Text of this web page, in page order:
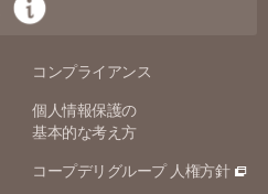
コンプライアンス
個人情報保護の
基本的な考え方
コープデリグループ 人権方針